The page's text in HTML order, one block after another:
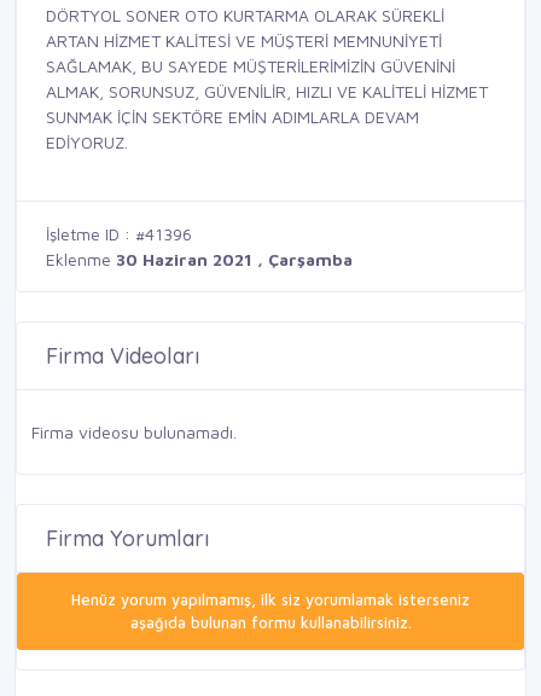
DÖRTYOL SONER OTO KURTARMA OLARAK SÜREKLİ
ARTAN HİZMET KALİTESİ VE MÜŞTERİ MEMNUNİYETİ
SAĞLAMAK, BU SAYEDE MÜŞTERİLERİMİZİN GÜVENİNİ
ALMAK, SORUNSUZ, GÜVENİLİR, HIZLI VE KALİTELİ HİZMET
SUNMAK İÇİN SEKTÖRE EMİN ADIMLARLA DEVAM
EDİYORUZ.
İşletme ID : #41396
Eklenme 30 Haziran 2021 , Çarşamba
Firma Videoları
Firma videosu bulunamadı.
Firma Yorumları
Henüz yorum yapılmamış, ilk siz yorumlamak isterseniz
aşağıda bulunan formu kullanabilirsiniz.